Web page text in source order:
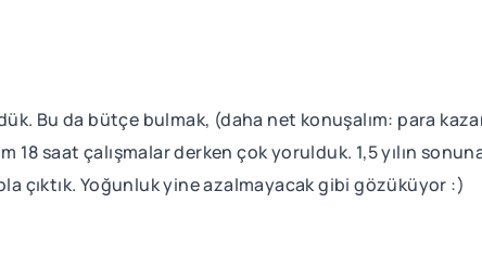
Bu da bütçe bulmak, (daha net konuşalım: para
18 saat çalışmalar derken çok yorulduk. 1,5 yılın
çıktık. Yoğunluk yine azalmayacak gibi gözüküyor :)